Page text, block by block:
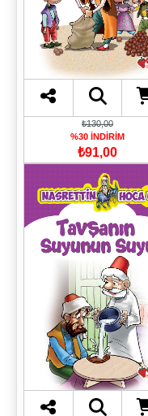
₺130,00
%30 İNDİRİM
₺91,00